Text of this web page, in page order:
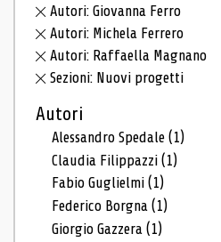
Autori: Giovanna Ferro
Autori: Michela Ferrero
Autori: Raffaella Magnano
Sezioni: Nuovi progetti
Autori
Alessandro Spedale(1)
Claudia Filippazzi(1)
Fabio Guglielmi(1)
Federico Borgna(1)
Giorgio Gazzera(1)